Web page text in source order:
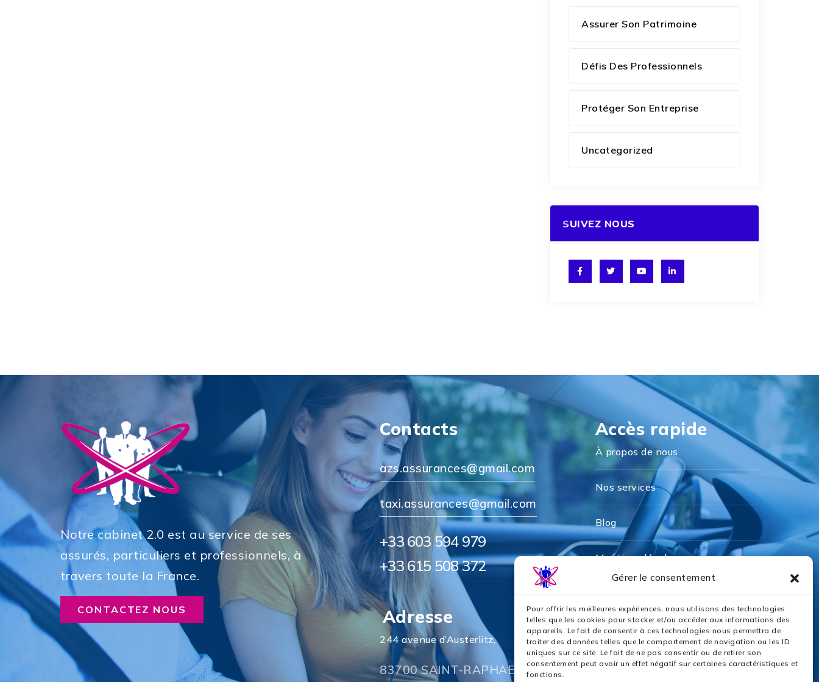
Gérer le consentement
Pour offrir les meilleures expériences, nous utilisons des technologies
telles que les cookies pour stocker et/ou accéder aux informations des
appareils. Le fait de consentir à ces technologies nous permettra de
traiter des données telles que le comportement de navigation ou les ID
uniques sur ce site. Le fait de ne pas consentir ou de retirer son
consentement peut avoir un effet négatif sur certaines caractéristiques et
fonctions.
Assurer Son Patrimoine
Défis Des Professionnels
Protéger Son Entreprise
Uncategorized
SUIVEZ NOUS
Notre cabinet 2.0 est au service de ses
assurés, particuliers et professionnels, à
travers toute la France.
CONTACTEZ NOUS
Contacts
azs.assurances@gmail.com
taxi.assurances@gmail.com
+33 603 594 979
+33 615 508 372
Adresse
244 avenue d’Austerlitz,
83700 SAINT-RAPHAEL
Accès rapide
À propos de nous
Nos services
Blog
Mentions légales
Politique de confidentialité
Nos partenaires